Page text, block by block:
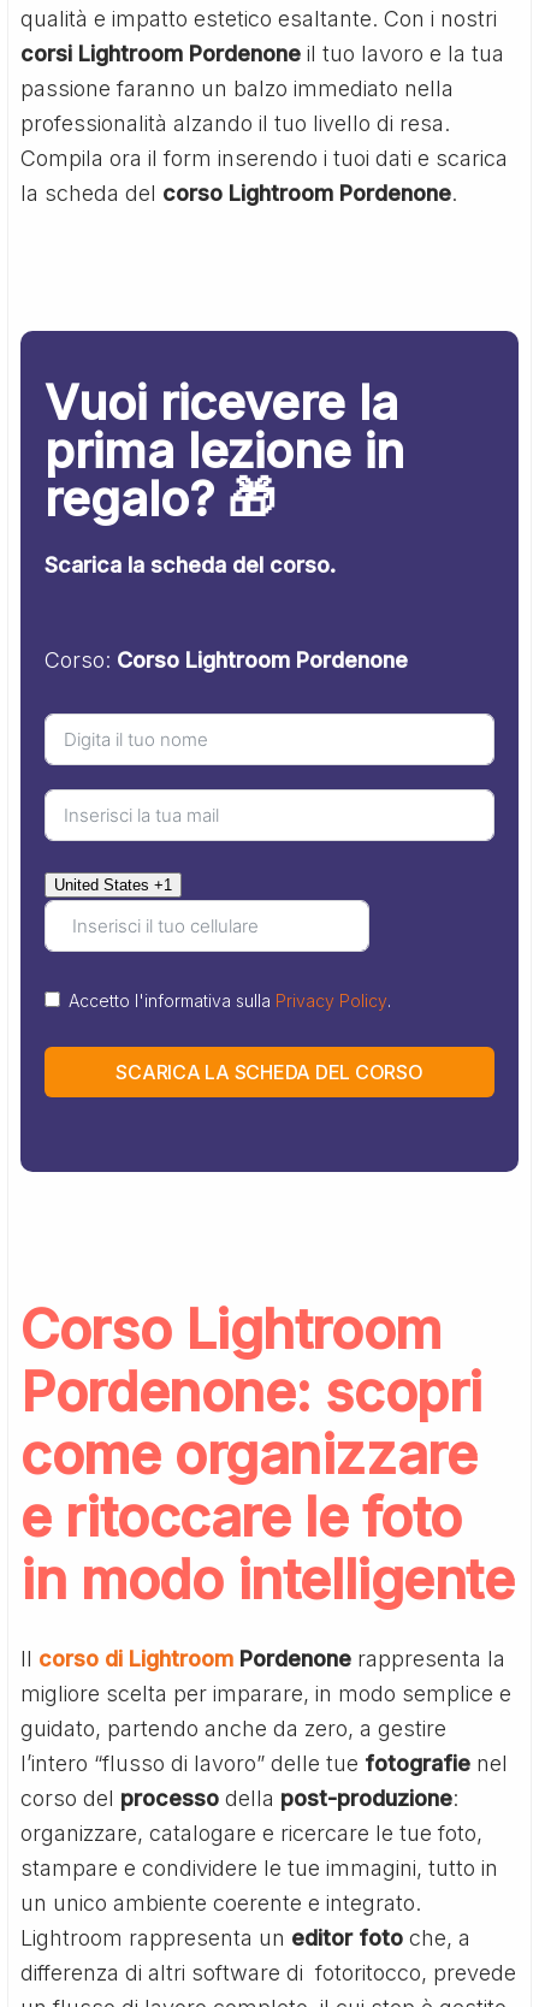
qualità e impatto estetico esaltante. Con i nostri
corsi Lightroom Pordenone il tuo lavoro e la tua
passione faranno un balzo immediato nella
professionalità alzando il tuo livello di resa.
Compila ora il form inserendo i tuoi dati e scarica
la scheda del corso Lightroom Pordenone.
Vuoi ricevere la
prima lezione in
regalo? 🎁
Scarica la scheda del corso.
Corso: Corso Lightroom Pordenone
United States +1
Accetto l'informativa sulla Privacy Policy.
SCARICA LA SCHEDA DEL CORSO
Corso Lightroom
Pordenone: scopri
come organizzare
e ritoccare le foto
in modo intelligente
Il corso di Lightroom Pordenone rappresenta la
migliore scelta per imparare, in modo semplice e
guidato, partendo anche da zero, a gestire
l’intero “flusso di lavoro” delle tue fotografie nel
corso del processo della post-produzione:
organizzare, catalogare e ricercare le tue foto,
stampare e condividere le tue immagini, tutto in
un unico ambiente coerente e integrato.
Lightroom rappresenta un editor foto che, a
differenza di altri software di fotoritocco, prevede